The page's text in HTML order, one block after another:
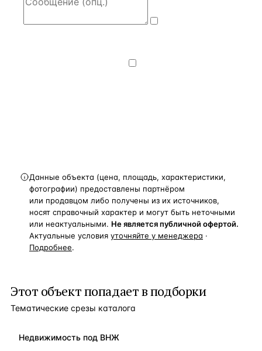
Данные объекта (цена, площадь, характеристики,
фотографии) предоставлены партнёром
или продавцом либо получены из их источников,
носят справочный характер и могут быть неточными
или неактуальными. Не является публичной офертой.
Актуальные условия уточняйте у менеджера ·
Подробнее.
Этот объект попадает в подборки
Тематические срезы каталога
Недвижимость под ВНЖ